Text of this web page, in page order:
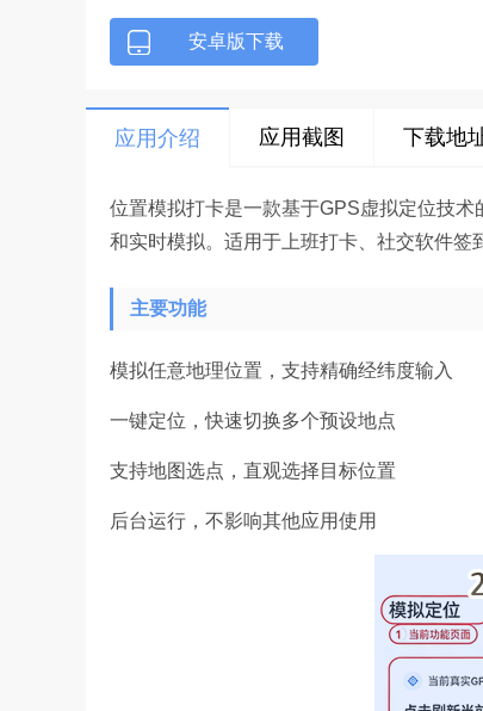
安卓版下载
应用介绍 应用截图 下载地
位置模拟打卡是一款基于GPS虚拟定位技
和实时模拟。适用于上班打卡、社交软件签
主要功能
模拟任意地理位置，支持精确经纬度输入
一键定位，快速切换多个预设地点
支持地图选点，直观选择目标位置
后台运行，不影响其他应用使用